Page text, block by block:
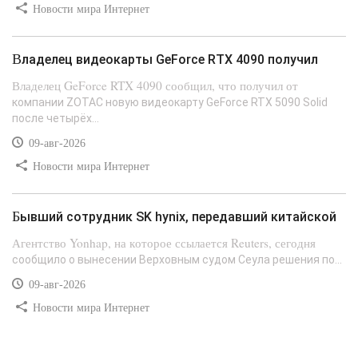
Новости мира Интернет
Владелец видеокарты GeForce RTX 4090 получил
Владелец GeForce RTX 4090 сообщил, что получил от
компании ZOTAC новую видеокарту GeForce RTX 5090 Solid
после четырёх...
09-авг-2026
Новости мира Интернет
Бывший сотрудник SK hynix, передавший китайской
Агентство Yonhap, на которое ссылается Reuters, сегодня
сообщило о вынесении Верховным судом Сеула решения по...
09-авг-2026
Новости мира Интернет